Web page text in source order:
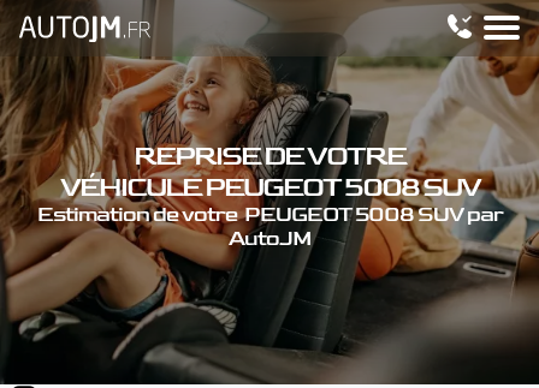
REPRISE DE VOTRE
VÉHICULE PEUGEOT 5008 SUV
Estimation de votre PEUGEOT 5008 SUV par
AutoJM